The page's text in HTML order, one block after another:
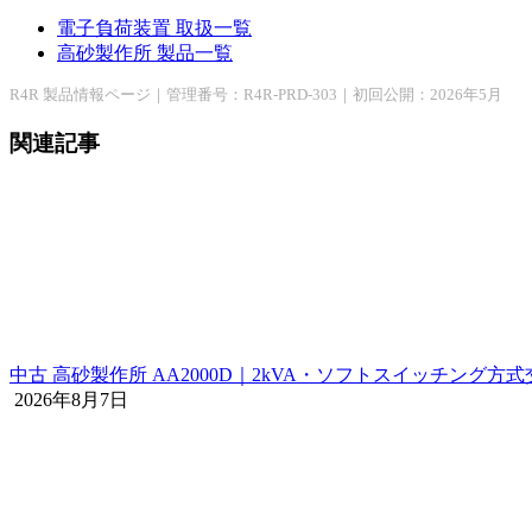
電子負荷装置 取扱一覧
高砂製作所 製品一覧
R4R 製品情報ページ｜管理番号：R4R-PRD-303｜初回公開：2026年5月
関連記事
中古 高砂製作所 AA2000D｜2kVA・ソフトスイッチング方式
2026年8月7日